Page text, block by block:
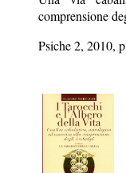
comprensione
Psiche 2, 2010,